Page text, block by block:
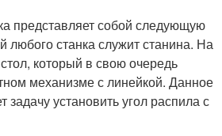
представляет собой следующую
любого станка служит станина. На
который в свою очередь
механизме с линейкой. Данное
задачу установить угол распила с